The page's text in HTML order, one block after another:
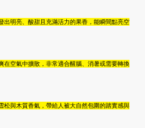
出明亮、酸甜且充滿活力的果香，能瞬間點亮空
在空氣中擴散，非常適合醒腦、消暑或需要轉換
松與木質香氣，帶給人被大自然包圍的踏實感與